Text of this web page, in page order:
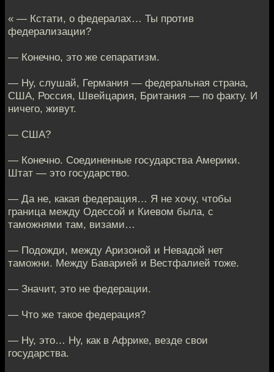
« — Кстати, о федералах… Ты против
федерализации?
— Конечно, это же сепаратизм.
— Ну, слушай, Германия — федеральная страна,
США, Россия, Швейцария, Британия — по факту. И
ничего, живут.
— США?
— Конечно. Соединенные государства Америки.
Штат — это государство.
— Да не, какая федерация… Я не хочу, чтобы
граница между Одессой и Киевом была, с
таможнями там, визами…
— Подожди, между Аризоной и Невадой нет
таможни. Между Баварией и Вестфалией тоже.
— Значит, это не федерации.
— Что же такое федерация?
— Ну, это… Ну, как в Африке, везде свои
государства.